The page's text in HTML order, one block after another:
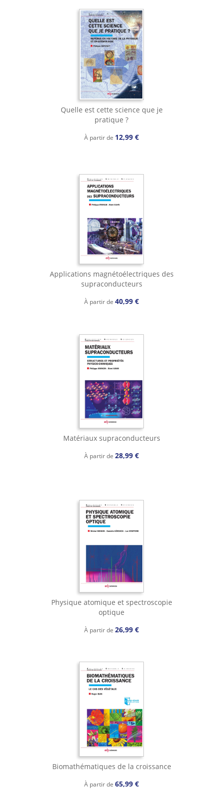
Quelle est cette science que je
pratique ?
À partir de 12,99 €
Applications magnétoélectriques des
supraconducteurs
À partir de 40,99 €
Matériaux supraconducteurs
À partir de 28,99 €
Physique atomique et spectroscopie
optique
À partir de 26,99 €
Biomathématiques de la croissance
À partir de 65,99 €